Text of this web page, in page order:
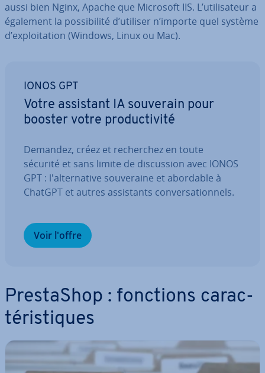
aussi bien Nginx, Apache que Microsoft IIS. L’uti­li­sa­teur a
également la pos­si­bi­lité d’utiliser n’importe quel système
d’ex­ploi­ta­tion (Windows, Linux ou Mac).
IONOS GPT
Votre assistant IA souverain pour
booster votre pro­duc­ti­vité
Demandez, créez et re­cher­chez en toute
sécurité et sans limite de dis­cus­sion avec IONOS
GPT : l'al­ter­na­tive sou­ve­raine et abordable à
ChatGPT et autres as­sis­tants con­ver­sa­tion­nels.
Voir l'offre
Pres­ta­Shop : fonctions ca­rac­
té­ris­tiques